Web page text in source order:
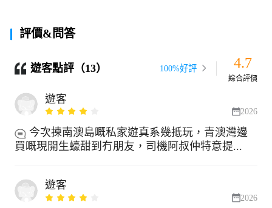
評價&問答
遊客點評（13） 100%好評 4.7
綜合評價
遊客
2026
今次揀南澳島嘅私家遊真系幾抵玩，青澳灣邊
買嘅現開生蠔甜到冇朋友，司機阿叔仲特意提...
遊客
2026